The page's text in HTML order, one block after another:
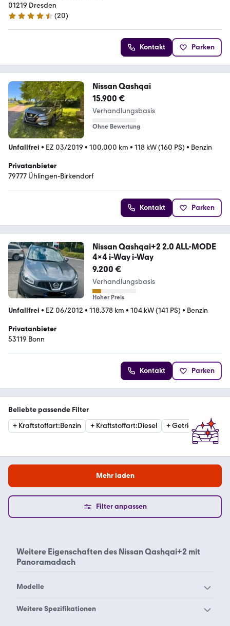
01219 Dresden
4.5 Sterne
(20)
Kontakt Parken
Nissan Qashqai
15.900 €
Verhandlungsbasis
Ohne Bewertung
Unfallfrei • EZ 03/2019 • 100.000 km • 118 kW (160 PS) • Benzin
Privatanbieter
79777 Ühlingen-Birkendorf
Kontakt Parken
Nissan Qashqai+2 2.0 ALL-MODE
4x4 i-Way i-Way
9.200 €
Verhandlungsbasis
Hoher Preis
Unfallfrei • EZ 06/2012 • 118.378 km • 104 kW (141 PS) • Benzin
Privatanbieter
53119 Bonn
Kontakt Parken
Beliebte passende Filter
+ Kraftstoffart:Benzin + Kraftstoffart:Diesel +Getriebe:
Mehr laden
Filter anpassen
Weitere Eigenschaften des Nissan Qashqai+2 mit
Panoramadach
Modelle
Nissan 100 NX
Weitere Spezifikationen